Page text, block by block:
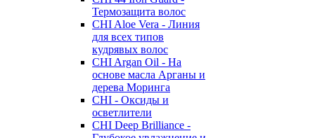
Термозащита волос
CHI Aloe Vera - Линия
для всех типов
кудрявых волос
CHI Argan Oil - На
основе масла Арганы и
дерева Моринга
CHI - Оксиды и
осветлители
CHI Deep Brilliance -